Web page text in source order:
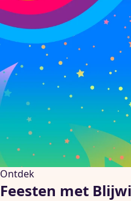
Ontdek
Feesten met